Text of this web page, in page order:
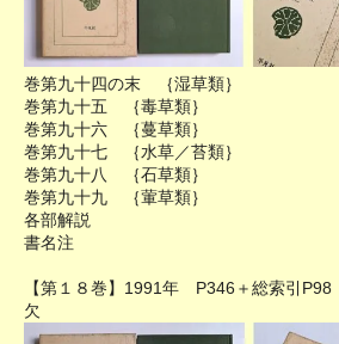
巻第九十四の末 ｛湿草類｝
巻第九十五 ｛毒草類｝
巻第九十六 ｛蔓草類｝
巻第九十七 ｛水草／苔類｝
巻第九十八 ｛石草類｝
巻第九十九 ｛葷草類｝
各部解説
書名注
【第１８巻】1991年 P346＋総索引
欠